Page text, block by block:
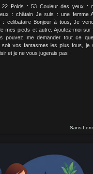
22 Poids : 53 Couleur des yeux :
: châtain Je suis : une femme
: celibataire Bonjour à tous, Je
mes pieds et autre. Ajoutez-moi sur
pouvez me demander tout ce
soit vos fantasmes les plus fous, je
et je ne vous jugerais pas !
Sans